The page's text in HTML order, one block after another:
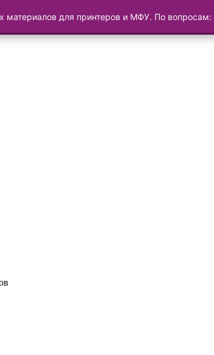
материалов для принтеров и МФУ. По вопросам: